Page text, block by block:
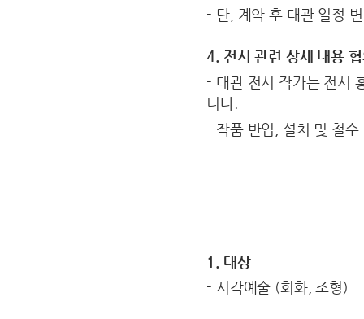
- 단, 계약 후 대관 일정
4. 전시 관련 상세 내용
- 대관 전시 작가는 전시
니다.
- 작품 반입, 설치 및 철
1. 대상
- 시각예술 (회화, 조형)